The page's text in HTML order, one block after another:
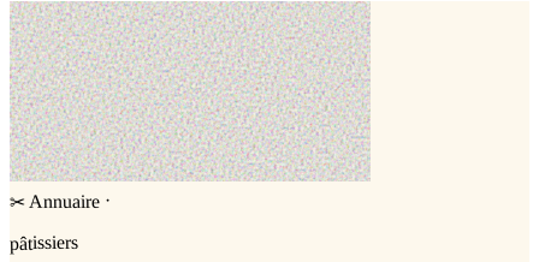
✂ Annuaire ·
pâtissiers